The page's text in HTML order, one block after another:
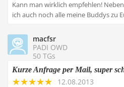
Kann man wirklich empfehlen!
ich auch noch alle meine Buddys zu
macfsr
PADI OWD
50 TGs
Kurze Anfrage per Mail, super
12.08.2013